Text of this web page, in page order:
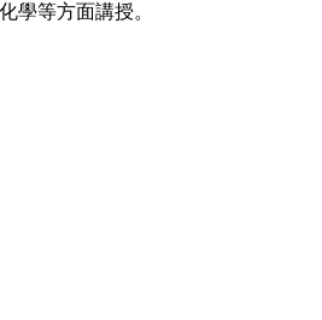
學等方面講授。